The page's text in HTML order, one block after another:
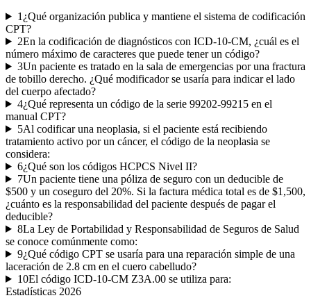
1 ¿Qué organización publica y mantiene el sistema de codificación
CPT?
2En la codificación de diagnósticos con ICD-10-CM, ¿cuál es el
número máximo de caracteres que puede tener un código?
3Un paciente es tratado en la sala de emergencias por una fractura
de tobillo derecho. ¿Qué modificador se usaría para indicar el lado
del cuerpo afectado?
4¿Qué representa un código de la serie 99202-99215 en el
manual CPT?
5Al codificar una neoplasia, si el paciente está recibiendo
tratamiento activo por un cáncer, el código de la neoplasia se
considera:
6¿Qué son los códigos HCPCS Nivel II?
7Un paciente tiene una póliza de seguro con un deducible de
$500 y un coseguro del 20%. Si la factura médica total es de $1,500,
¿cuánto es la responsabilidad del paciente después de pagar el
deducible?
8La Ley de Portabilidad y Responsabilidad de Seguros de Salud
se conoce comúnmente como:
9¿Qué código CPT se usaría para una reparación simple de una
laceración de 2.8 cm en el cuero cabelludo?
10El código ICD-10-CM Z3A.00 se utiliza para:
Estadísticas 2026